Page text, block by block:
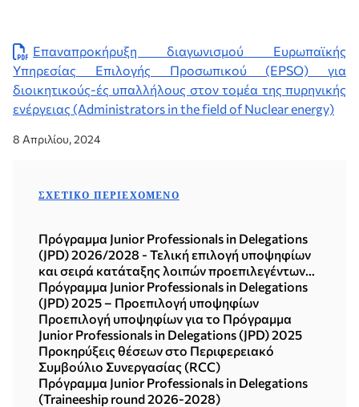
Επαναπροκήρυξη διαγωνισμού Ευρωπαϊκής
Υπηρεσίας Επιλογής Προσωπικού (EPSO) για
διοικητικούς-ές υπαλλήλους στον τομέα της πυρηνικής
ενέργειας (Administrators in the field of Nuclear energy)
8 Απριλίου, 2024
ΣΧΕΤΙΚΌ ΠΕΡΙΕΧΌΜΕΝΟ
Πρόγραμμα Junior Professionals in Delegations
(JPD) 2026/2028 - Τελική επιλογή υποψηφίων
και σειρά κατάταξης λοιπών προεπιλεγέντων
υποψηφίων
Πρόγραμμα Junior Professionals in Delegations
(JPD) 2025 – Προεπιλογή υποψηφίων
Προεπιλογή υποψηφίων για το Πρόγραμμα
Junior Professionals in Delegations (JPD) 2025
Προκηρύξεις θέσεων στο Περιφερειακό
Συμβούλιο Συνεργασίας (RCC)
Πρόγραμμα Junior Professionals in Delegations
(Traineeship round 2026-2028)